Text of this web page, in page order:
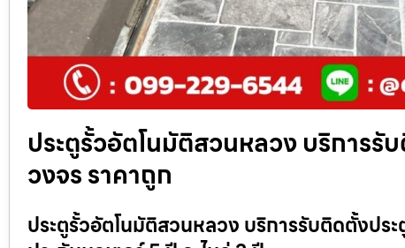
ประตูรั้วอัตโนมัติสวนหลวง บริการรั
วงจร ราคาถูก
ประตูรั้วอัตโนมัติสวนหลวง บริการรับติดตั้งปร